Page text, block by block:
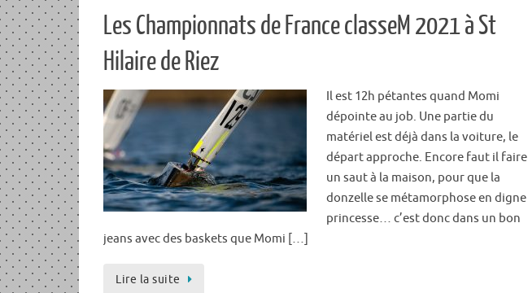
Les Championnats de France classeM 2021 à St
Hilaire de Riez
Il est 12h pétantes quand Momi
dépointe au job. Une partie du
matériel est déjà dans la voiture, le
départ approche. Encore faut il faire
un saut à la maison, pour que la
donzelle se métamorphose en digne
princesse… c’est donc dans un bon
jeans avec des baskets que Momi […]
Lire la suite